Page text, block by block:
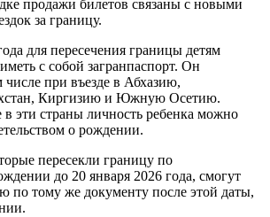
продажи билетов связаны с новыми
за границу.
для пересечения границы детям
с собой загранпаспорт. Он
числе при въезде в Абхазию,
Киргизию и Южную Осетию.
в эти страны личность ребенка можно
о рождении.
пересекли границу по
до 20 января 2026 года, смогут
по тому же документу после этой даты,